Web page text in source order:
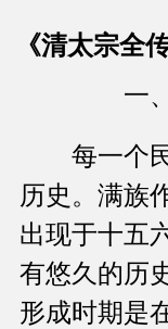
《清太宗全
一、满
每一个民
历史。满族
出现于十五
有悠久的历
形成时期是